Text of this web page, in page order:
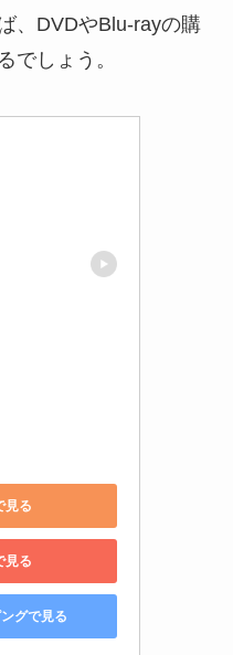
、DVDやBlu-rayの購
でしょう。
見る
見る
グで見る